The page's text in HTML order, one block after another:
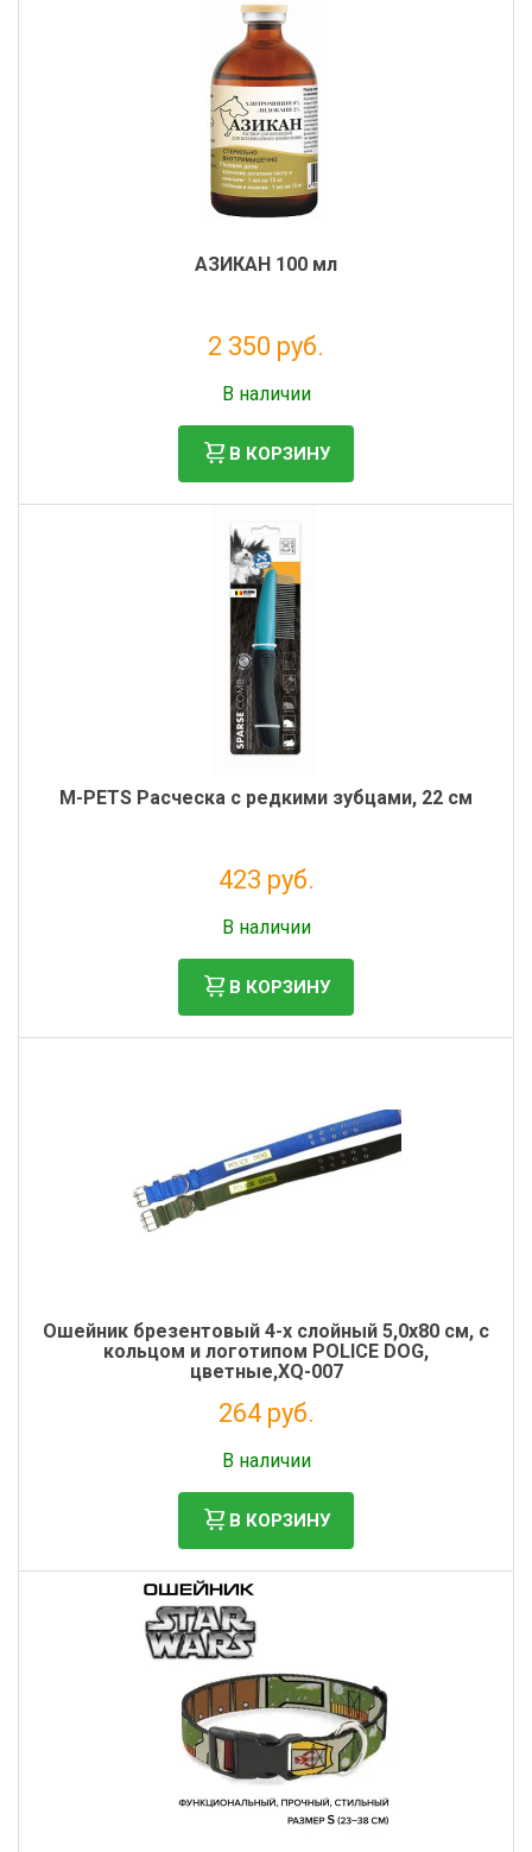
АЗИКАН 100 мл
2 350 руб.
В наличии
В КОРЗИНУ
M-PETS Расческа с редкими зубцами, 22 см
423 руб.
В наличии
В КОРЗИНУ
Ошейник брезентовый 4-х слойный 5,0х80 см, с
кольцом и логотипом POLICE DOG,
цветные,XQ-007
264 руб.
В наличии
В КОРЗИНУ